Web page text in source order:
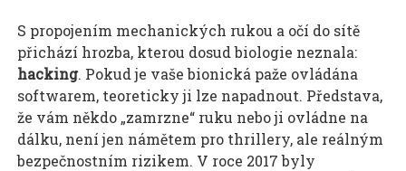
S propojením mechanických rukou a očí do sítě
přichází hrozba, kterou dosud biologie neznala:
hacking. Pokud je vaše bionická paže ovládána
softwarem, teoreticky ji lze napadnout. Představa,
že vám někdo „zamrzne“ ruku nebo ji ovládne na
dálku, není jen námětem pro thrillery, ale reálným
bezpečnostním rizikem. V roce 2017 byly